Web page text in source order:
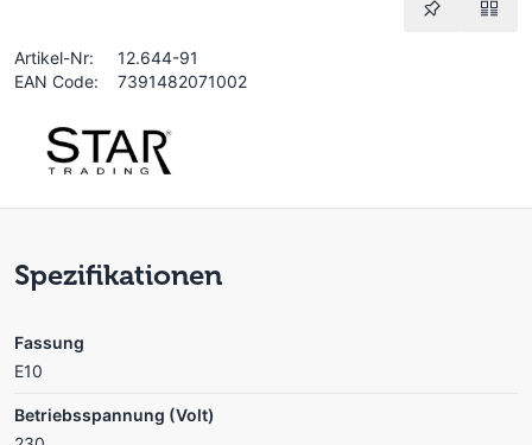
Artikel-Nr:
12.644-91
EAN Code:
7391482071002
Spezifikationen
Fassung
E10
Betriebsspannung (Volt)